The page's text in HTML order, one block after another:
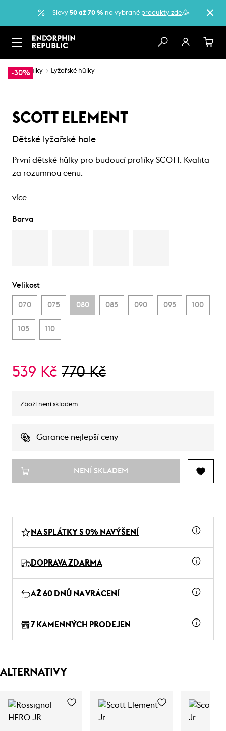
Slevy 50 až 70 % na vybrané produkty zde.🥳
-30%
… Hůlky Lyžařské hůlky
SCOTT ELEMENT
Dětské lyžařské hole
První dětské hůlky pro budoucí profíky SCOTT. Kvalita
za rozumnou cenu.
více
Barva
Velikost
070 075 080 085 090 095 100
105 110
539 Kč 770 Kč
Zboží není skladem.
Garance nejlepší ceny
NENÍ SKLADEM
NA SPLÁTKY S 0% NAVÝŠENÍ
DOPRAVA ZDARMA
AŽ 60 DNŮ NA VRÁCENÍ
7 KAMENNÝCH PRODEJEN
ALTERNATIVY